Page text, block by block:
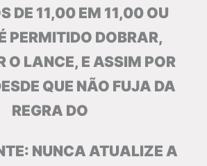
DE 11,00 EM 11,00 OU
PERMITIDO DOBRAR,
O LANCE, E ASSIM POR
QUE NÃO FUJA DA
REGRA DO
NUNCA ATUALIZE A